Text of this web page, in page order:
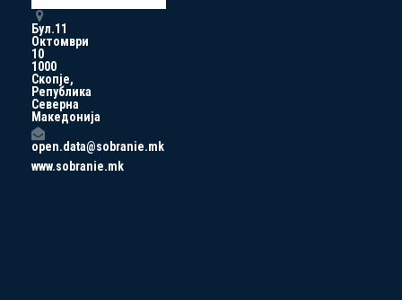
Бул.11
Октомври
10
1000
Скопје,
Република
Северна
Македонија
open.data@sobranie.mk
www.sobranie.mk